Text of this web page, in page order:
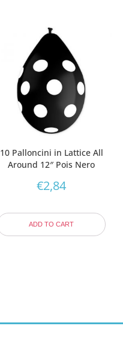
10 Palloncini in Lattice All
Around 12″ Pois Nero
€2,84
ADD TO CART